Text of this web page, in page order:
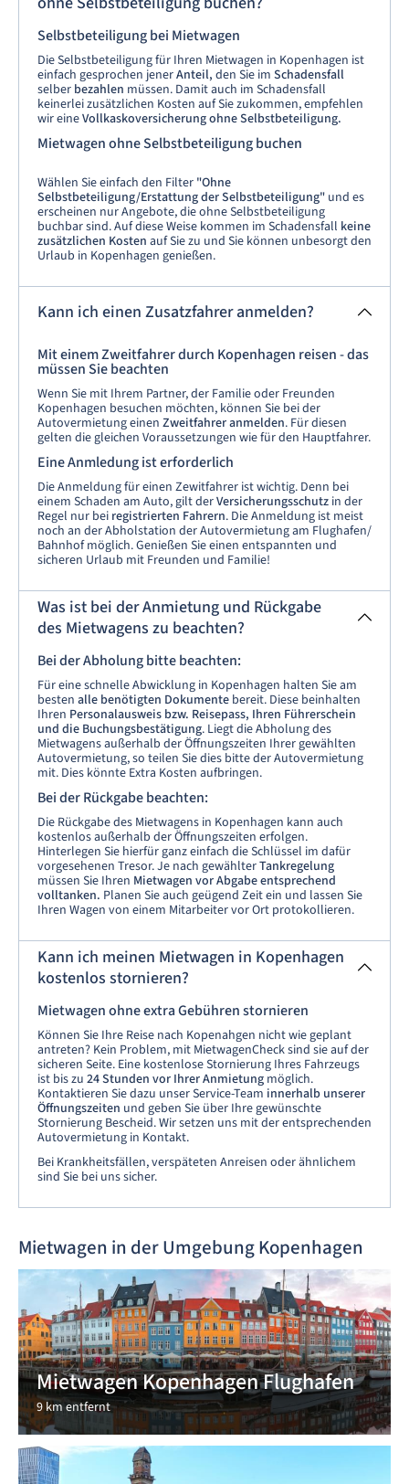
Selbstbeteiligung bei Mietwagen
Die Selbstbeteiligung für Ihren Mietwagen in Kopenhagen ist
einfach gesprochen jenerAnteil, den Sie im Schadensfall
selber bezahlen müssen. Damit auch im Schadensfall
keinerlei zusätzlichen Kosten auf Sie zukommen, empfehlen
wir eineVollkaskoversicherung ohne Selbstbeteiligung.
Mietwagen ohne Selbstbeteiligung buchen
Wählen Sie einfach den Filter "Ohne
Selbstbeteiligung/Erstattung der Selbstbeteiligung" und es
erscheinen nur Angebote, die ohne Selbstbeteiligung
buchbar sind. Auf diese Weise kommen im Schadensfall keine
zusätzlichen Kosten auf Sie zu und Sie können unbesorgt den
Urlaub in Kopenhagen genießen.
Kann ich einen Zusatzfahrer anmelden?
Mit einem Zweitfahrer durch Kopenhagen reisen - das
müssen Sie beachten
Wenn Sie mit Ihrem Partner, der Familie oder Freunden
Kopenhagen besuchen möchten, können Sie bei der
Autovermietung einen Zweitfahrer anmelden. Für diesen
gelten die gleichen Voraussetzungen wie für den Hauptfahrer.
Eine Anmledung ist erforderlich
Die Anmeldung für einen Zewitfahrer ist wichtig. Denn bei
einem Schaden am Auto, gilt derVersicherungsschutz in der
Regel nur bei registrierten Fahrern. Die Anmeldung ist meist
noch an der Abholstation der Autovermietung am Flughafen/
Bahnhof möglich. Genießen Sie einen entspannten und
sicheren Urlaub mit Freunden und Familie!
Was ist bei der Anmietung und Rückgabe
des Mietwagens zu beachten?
Bei der Abholung bitte beachten:
Für eine schnelle Abwicklung in Kopenhagen halten Sie am
besten alle benötigten Dokumente bereit. Diese beinhalten
Ihren Personalausweis bzw. Reisepass, Ihren Führerschein
und die Buchungsbestätigung. Liegt die Abholung des
Mietwagens außerhalb der Öffnungszeiten Ihrer gewählten
Autovermietung, so teilen Sie dies bitte der Autovermietung
mit. Dies könnte Extra Kosten aufbringen.
Bei der Rückgabe beachten:
Die Rückgabe des Mietwagens in Kopenhagen kann auch
kostenlos außerhalb der Öffnungszeiten erfolgen.
Hinterlegen Sie hierfür ganz einfach die Schlüssel im dafür
vorgesehenen Tresor. Je nach gewählterTankregelung
müssen Sie Ihren Mietwagen vor Abgabe entsprechend
volltanken. Planen Sie auch geügend Zeit ein und lassen Sie
Ihren Wagen von einem Mitarbeiter vor Ort protokollieren.
Kann ich meinen Mietwagen in Kopenhagen
kostenlos stornieren?
Mietwagen ohne extra Gebühren stornieren
Können Sie Ihre Reise nach Kopenahgen nicht wie geplant
antreten? Kein Problem, mit MietwagenCheck sind sie auf der
sicheren Seite. Eine kostenlose Stornierung Ihres Fahrzeugs
ist bis zu 24 Stunden vor Ihrer Anmietung möglich.
Kontaktieren Sie dazu unser Service-Team innerhalb unserer
Öffnungszeiten und geben Sie über Ihre gewünschte
Stornierung Bescheid. Wir setzen uns mit der entsprechenden
Autovermietung in Kontakt.
Bei Krankheitsfällen, verspäteten Anreisen oder ähnlichem
sind Sie bei uns sicher.
Mietwagen in der Umgebung Kopenhagen
Mietwagen Kopenhagen Flughafen
9 km entfernt